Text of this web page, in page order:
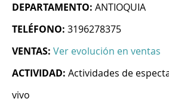
DEPARTAMENTO: ANTIOQUIA
TELÉFONO: 3196278375
VENTAS: Ver evolución en ventas
ACTIVIDAD: Actividades de
vivo